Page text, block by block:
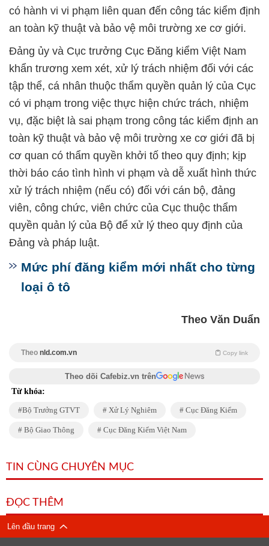
có hành vi vi phạm liên quan đến công tác kiểm định
an toàn kỹ thuật và bảo vệ môi trường xe cơ giới.
Đảng ủy và Cục trưởng Cục Đăng kiểm Việt Nam
khẩn trương xem xét, xử lý trách nhiệm đối với các
tập thể, cá nhân thuộc thẩm quyền quản lý của Cục
có vi phạm trong việc thực hiện chức trách, nhiệm
vụ, đặc biệt là sai phạm trong công tác kiểm định an
toàn kỹ thuật và bảo vệ môi trường xe cơ giới đã bị
cơ quan có thẩm quyền khởi tố theo quy định; kịp
thời báo cáo tình hình vi phạm và dễ xuất hình thức
xử lý trách nhiệm (nếu có) đối với cán bộ, đảng
viên, công chức, viên chức của Cục thuộc thẩm
quyền quản lý của Bộ để xử lý theo quy định của
Đảng và pháp luật.
Mức phí đăng kiểm mới nhất cho từng
loại ô tô
Theo Văn Duẩn
Theo nld.com.vn Copy link
Theo dõi Cafebiz.vn trên
Từ khóa:
Bộ Trưởng GTVT Xử Lý Nghiêm Cục Đăng Kiểm
Bộ Giao Thông Cục Đăng Kiểm Việt Nam
TIN CÙNG CHUYÊN MỤC
ĐỌC THÊM
Lên đầu trang